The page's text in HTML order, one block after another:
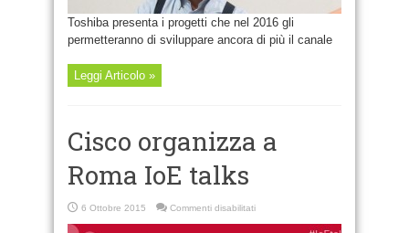
Toshiba presenta i progetti che nel 2016 gli
permetteranno di sviluppare ancora di più il canale
Leggi Articolo »
Cisco organizza a
Roma IoE talks
6 Ottobre 2015 Commenti disabilitatisu
organizza